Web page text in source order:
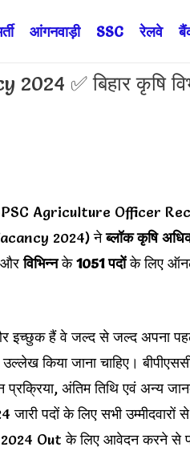
आंगनवाड़ी SSC रेलवे
✅ बिहार कृषि
Agriculture Officer
2024) नेब्लॉक कृषि
विभिन्नके1051 पदोंके लिए
इच्छुक हैं वे जल्द से जल्द अपना
किया जाना चाहिए।
प्रक्रिया, अंतिम तिथि एवं अन्य
जारी पदों के लिए सभी
Out के लिए आवेदन करने से